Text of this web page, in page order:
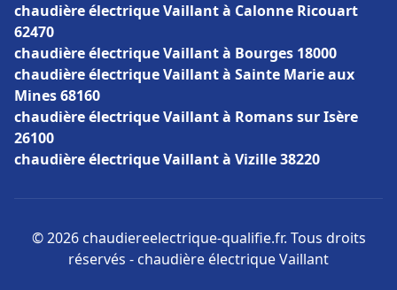
chaudière électrique Vaillant à Calonne Ricouart
62470
chaudière électrique Vaillant à Bourges 18000
chaudière électrique Vaillant à Sainte Marie aux
Mines 68160
chaudière électrique Vaillant à Romans sur Isère
26100
chaudière électrique Vaillant à Vizille 38220
© 2026 chaudiereelectrique-qualifie.fr. Tous droits
réservés - chaudière électrique Vaillant